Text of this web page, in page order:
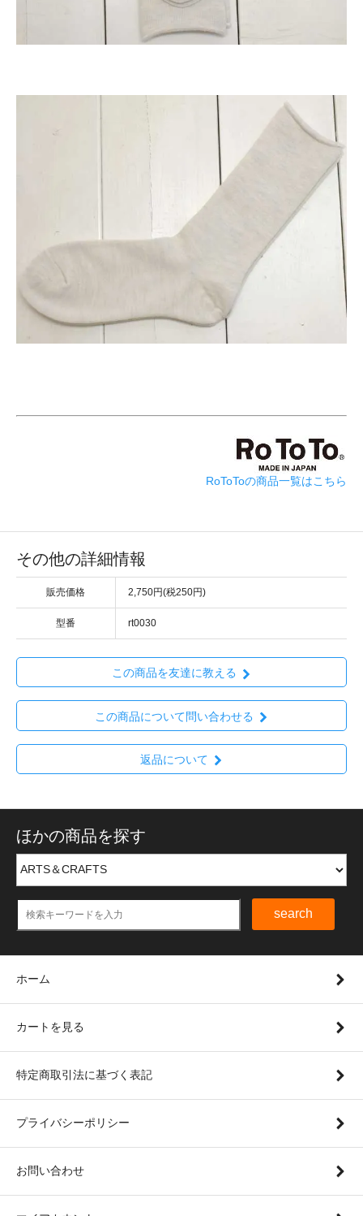
RoToToの商品一覧はこちら
その他の詳細情報
販売価格 2,750円(税250円)
型番 rt0030
この商品を友達に教える
この商品について問い合わせる
返品について
ほかの商品を探す
search
ホーム
カートを見る
特定商取引法に基づく表記
プライバシーポリシー
お問い合わせ